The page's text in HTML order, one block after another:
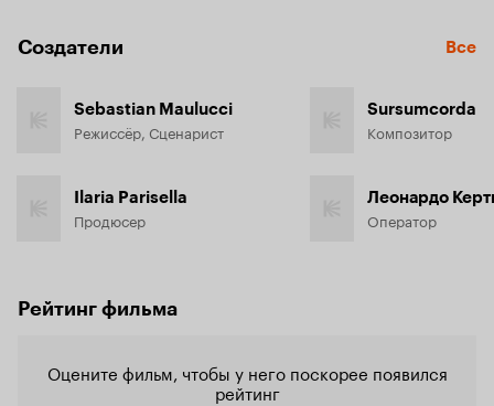
Создатели Все
Sebastian Maulucci
Режиссёр, Сценарист
Ilaria Parisella
Продюсер
Sursumcorda
Композитор
Леонардо
Оператор
Рейтинг фильма
Оцените фильм, чтобы у него поскорее появился
рейтинг